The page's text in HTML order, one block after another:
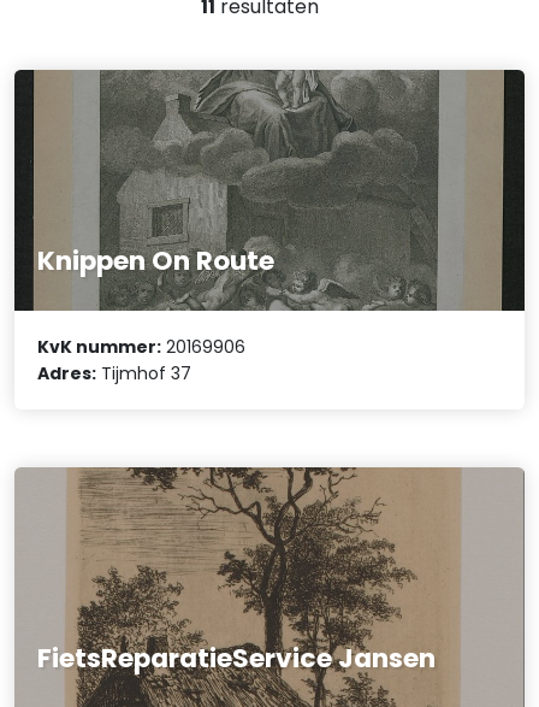
11 resultaten
Knippen On Route
KvK nummer: 20169906
Adres: Tijmhof 37
FietsReparatieService Jansen